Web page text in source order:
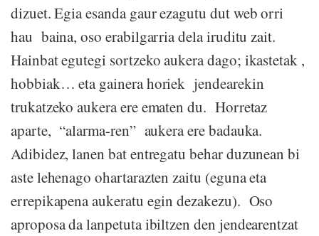
dizuet. Egia esanda gaur ezagutu dut web orri
hau baina, oso erabilgarria dela iruditu zait.
Hainbat egutegi sortzeko aukera dago; ikastetak ,
hobbiak… eta gainera horiek jendearekin
trukatzeko aukera ere ematen du. Horretaz
aparte, “alarma-ren” aukera ere badauka.
Adibidez, lanen bat entregatu behar duzunean bi
aste lehenago ohartarazten zaitu (eguna eta
errepikapena aukeratu egin dezakezu). Oso
aproposa da lanpetuta ibiltzen den jendearentzat